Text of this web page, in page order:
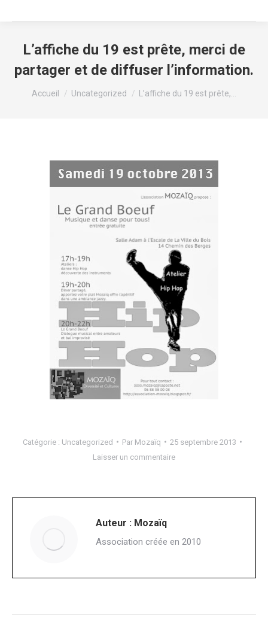
L’affiche du 19 est prête, merci de
partager et de diffuser l’information.
Vous êtes ici :
Accueil Uncategorized L’affiche du 19 est prête,…
Catégorie : Uncategorized Par Mozaïq
25 septembre 2013
Laisser un commentaire
Auteur : Mozaïq
Association créée en 2010